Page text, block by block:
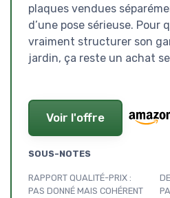
plaques vendues
d’une pose sérieuse. Pour
vraiment structurer son
jardin, ça reste un achat
Voir l'offre
SOUS-NOTES
RAPPORT QUALITÉ-PRIX :
PAS DONNÉ MAIS COHÉRENT